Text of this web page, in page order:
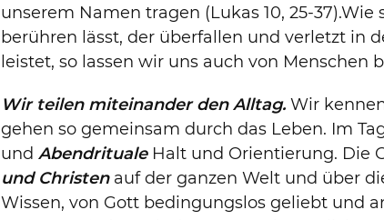
unserem Namen tragen (Lukas 10, 25-
berühren lässt, der überfallen und verletzt in
leistet, so lassen wir uns auch von Menschen
Wir teilen miteinander den Alltag. Wir
gehen so gemeinsam durch das Leben. Im
und AbendritualeHalt und Orientierung. Die
und Christenauf der ganzen Welt und über
Wissen, von Gott bedingungslos geliebt und